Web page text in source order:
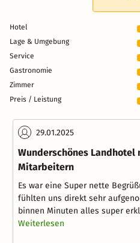
Hotel
Lage & Umgebung
Service
Gastronomie
Zimmer
Preis / Leistung
29.01.2025
Wunderschönes
Mitarbeitern
Es war eine Super nette
fühlten uns direkt sehr
binnen Minuten alles super
Weiterlesen